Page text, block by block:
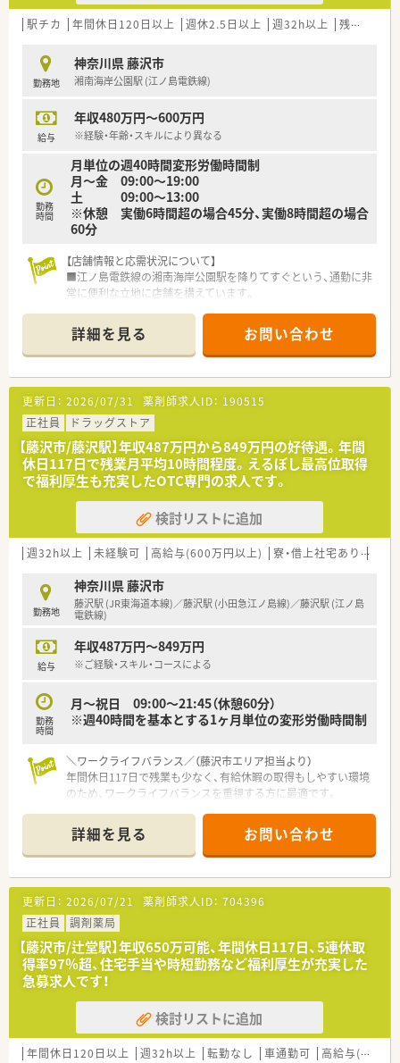
【求人情報について】
万円まで、ご経験やスキルを十分に考慮した上で決定されます。
■食事手当が1日につき600円支給されるなど、日々の生活を支
える福利厚生が整っており、手厚い待遇を受けられる求人です。
ャリアを築きたい薬剤師の方には、非常にお勧めの案件となりま
す。
【勤務実態について】
■残業はほとんど発生しないため、仕事終わりのプライベートな
時間を大切にしながら、無理のないペースで継続的に働けます。
■年間休日は120日近い水準を確保しており、夏季休暇や年末年
始の連休も取得可能なため、リフレッシュもしやすい環境です。
会社が負担してくれるため、通勤に関するストレスがありませ
ん。
駅チカ 年間休日120日以上 週休2.5日以上 週32h以上 残業なし(ほぼなし含む)
勤務地
神奈川県 藤沢市
湘南海岸公園駅 (江ノ島電鉄線)
給与
年収480万円～600万円
※経験・年齢・スキルにより異なる
勤務
時間
月単位の週40時間変形労働時間制
月～金 09:00～19:00
土 09:00～13:00
※休憩 実働6時間超の場合45分、実働8時間超の場合
60分
【店舗情報と応需状況について】
■江ノ島電鉄線の湘南海岸公園駅を降りてすぐという、通勤に非
常に便利な立地に店舗を構えています。
ど多岐にわたり、地域医療の拠点として機能しています。
■外来処方箋は1日に約50～60枚、在宅業務は月に約70件対応
しており、薬剤師は常時2～3名体制で業務にあたります。
【募集背景と求める人物像について】
■勤務形態を変更されるスタッフの代わりに組織体制を強化す
るための正社員募集となります。
■地域包括ケアシステムの実現に向け、チーム医療を意識しなが
ら在宅医療や居宅療養管理指導に取り組める方を求めていま
す。
■これから認定薬剤師などの資格取得を目指す方や、スキルアッ
プ・キャリアアップをしていきたいという学習意欲のある方を歓
【想定される業務内容】
中心とした、一連の薬剤師業務をご担当いただきます。
■月に約70件の在宅業務（居宅・施設）にも携わっていただき、多
職種と連携しながら専門的なスキルを磨いていただきます。
温かいコミュニケーションを取りながら業務ができます。
■週休2.5日と残業ほぼなしの環境で、仕事とプライベートの時
間を両立させたいと考える方に最適な職場です。
■人気の湘南エリアに腰を据え、地域に根差したアットホームな
■外来業務だけでなく、月に70件の在宅医療にも携われるため、
薬剤師として幅広いスキルを身に付けたい方にぴったりです。
詳細を見る お問い合わせ
更新日： 2026/07/31 薬剤師求人ID： 190515
正社員
ドラッグストア
【藤沢市/藤沢駅】年収487万円から849万円の好待遇。年間
休日117日で残業月平均10時間程度。えるぼし最高位取得
で福利厚生も充実したOTC専門の求人です。
検討リストに追加
週32h以上 未経験可 高給与(600万円以上) 寮・借上社宅あり
勤務地
神奈川県 藤沢市
藤沢駅 (JR東海道本線)／藤沢駅 (小田急江ノ島線)／藤沢駅 (江ノ島
電鉄線)
給与
年収487万円～849万円
※ご経験・スキル・コースによる
勤務
時間
月～祝日 09:00～21:45（休憩60分）
※週40時間を基本とする1ヶ月単位の変形労働時間制
＼ワークライフバランス／（藤沢市エリア担当より）
年間休日117日で残業も少なく、有給休暇の取得もしやすい環境
のため、ワークライフバランスを重視する方に最適です。
【店舗情報と応需状況について】
■藤沢駅からバスで10分ほどの場所に位置している、地域に密
着した利便性の高いドラッグストアでのご勤務となります。
■OTC専門の店舗であるため処方箋の応需はございませんが、一
般用医薬品を通じて地域住民の健康をサポートいたします。
■勤務者数の詳細についてはお問い合わせが必要ですが、チーム
ワークを大切にしながら和やかに業務に取り組む環境です。
【募集背景と求める人物像について】
■欠員補充に伴う薬剤師募集であり、地域住民の健康インフラを
支える店舗づくりに意欲的に取り組んでいただける方です。
■30代までの若手であれば未経験の方でもご相談が可能であ
り、OTC販売にチャレンジしたいという熱意を歓迎いたします。
■患者様やお客様の悩みに寄り添い、適切な医薬品を提案できる
詳細を見る お問い合わせ
更新日： 2026/07/21 薬剤師求人ID： 704396
正社員
調剤薬局
【藤沢市/辻堂駅】年収650万可能、年間休日117日、5連休取
得率97％超、住宅手当や時短勤務など福利厚生が充実した
急募求人です！
検討リストに追加
年間休日120日以上 週32h以上 転勤なし 車通勤可 高給与(600万円以上)